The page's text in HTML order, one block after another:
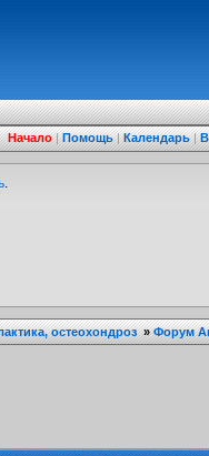
Начало|Помощь|Календарь|
.
остеохондроз»Форум